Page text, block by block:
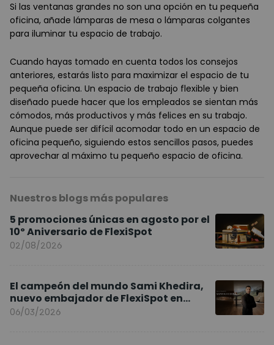
Si las ventanas grandes no son una opción en tu pequeña
oficina, añade lámparas de mesa o lámparas colgantes
para iluminar tu espacio de trabajo.
Cuando hayas tomado en cuenta todos los consejos
anteriores, estarás listo para maximizar el espacio de tu
pequeña oficina. Un espacio de trabajo flexible y bien
diseñado puede hacer que los empleados se sientan más
cómodos, más productivos y más felices en su trabajo.
Aunque puede ser difícil acomodar todo en un espacio de
oficina pequeño, siguiendo estos sencillos pasos, puedes
aprovechar al máximo tu pequeño espacio de oficina.
Nuestros blogs más populares
5 promociones únicas en agosto por el
10º Aniversario de FlexiSpot
02/08/2026
El campeón del mundo Sami Khedira,
nuevo embajador de FlexiSpot en
Europa
06/03/2026